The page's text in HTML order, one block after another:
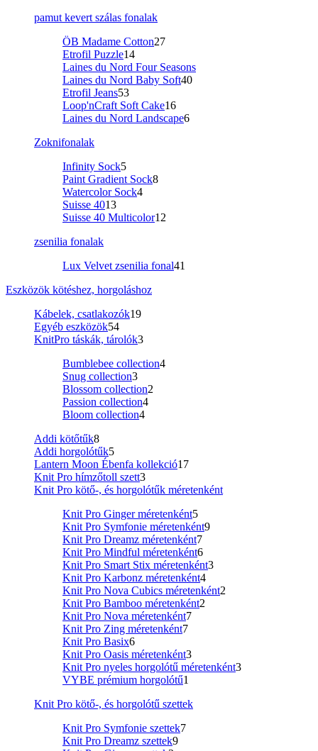
pamut kevert szálas fonalak
ÖB Madame Cotton27
Etrofil Puzzle14
Laines du Nord Four Seasons
Laines du Nord Baby Soft40
Etrofil Jeans53
Loop'nCraft Soft Cake16
Laines du Nord Landscape6
Zoknifonalak
Infinity Sock5
Paint Gradient Sock8
Watercolor Sock4
Suisse 4013
Suisse 40 Multicolor12
zsenilia fonalak
Lux Velvet zsenilia fonal41
Eszközök kötéshez, horgoláshoz
Kábelek, csatlakozók19
Egyéb eszközök54
KnitPro táskák, tárolók3
Bumblebee collection4
Snug collection3
Blossom collection2
Passion collection4
Bloom collection4
Addi kötőtűk8
Addi horgolótűk5
Lantern Moon Ébenfa kollekció17
Knit Pro hímzőtoll szett3
Knit Pro kötő-, és horgolótűk méretenként
Knit Pro Ginger méretenként5
Knit Pro Symfonie méretenként9
Knit Pro Dreamz méretenként7
Knit Pro Mindful méretenként6
Knit Pro Smart Stix méretenként3
Knit Pro Karbonz méretenként4
Knit Pro Nova Cubics méretenként2
Knit Pro Bamboo méretenként2
Knit Pro Nova méretenként7
Knit Pro Zing méretenként7
Knit Pro Basix6
Knit Pro Oasis méretenként3
Knit Pro nyeles horgolótű méretenként3
VYBE prémium horgolótű1
Knit Pro kötő-, és horgolótű szettek
Knit Pro Symfonie szettek7
Knit Pro Dreamz szettek9